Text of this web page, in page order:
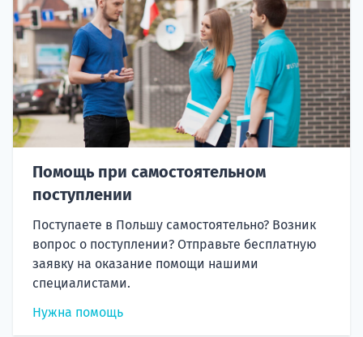
Помощь при самостоятельном
поступлении
Поступаете в Польшу самостоятельно? Возник
вопрос о поступлении? Отправьте бесплатную
заявку на оказание помощи нашими
специалистами.
Нужна помощь